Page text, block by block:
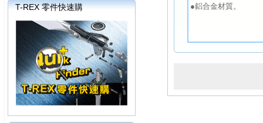
T-REX 零件快速購
●鋁合金材質。